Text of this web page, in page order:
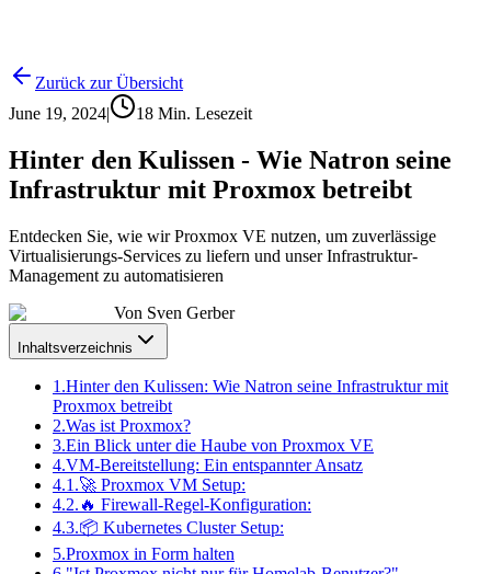
Zurück zur Übersicht
June 19, 2024| 18 Min. Lesezeit
Hinter den Kulissen - Wie Natron seine
Infrastruktur mit Proxmox betreibt
Entdecken Sie, wie wir Proxmox VE nutzen, um zuverlässige
Virtualisierungs-Services zu liefern und unser Infrastruktur-
Management zu automatisieren
Von Sven Gerber
Inhaltsverzeichnis
1.Hinter den Kulissen: Wie Natron seine Infrastruktur mit
Proxmox betreibt
2.Was ist Proxmox?
3.Ein Blick unter die Haube von Proxmox VE
4.VM-Bereitstellung: Ein entspannter Ansatz
4.1.🚀 Proxmox VM Setup:
4.2. 🔥 Firewall-Regel-Konfiguration:
4.3.📦 Kubernetes Cluster Setup:
5.Proxmox in Form halten